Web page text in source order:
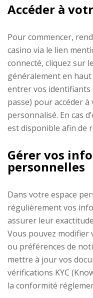
Accéder à
Pour commencer,
casino via le lien
connecté, cliquez sur
généralement en
entrer vos identifiants
passe) pour accéder
personnalisé. En cas
est disponible afin de
Gérer vos
personnelles
Dans votre espace
régulièrement vos
assurer leur
Vous pouvez modifier
ou préférences de
mettre à jour vos
vérifications KYC
la conformité